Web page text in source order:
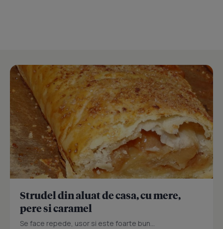
Strudel din aluat de casa, cu mere,
pere si caramel
Se face repede, usor si este foarte bun...